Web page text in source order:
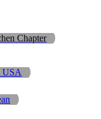
Chapter
USA